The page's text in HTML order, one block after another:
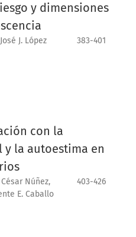
y dimensiones
J. López
383-401
con la
la autoestima en
Núñez,
E. Caballo
403-426